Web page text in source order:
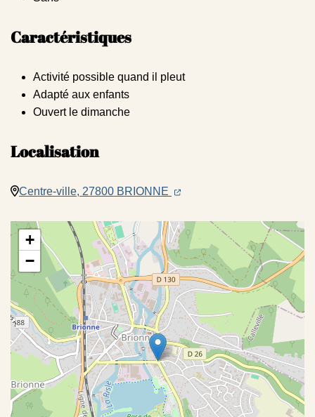
Caractéristiques
Activité possible quand il pleut
Adapté aux enfants
Ouvert le dimanche
Localisation
Centre-ville, 27800 BRIONNE (ouverture dans un nouvel
(ouverture dans un nouvel
+
−